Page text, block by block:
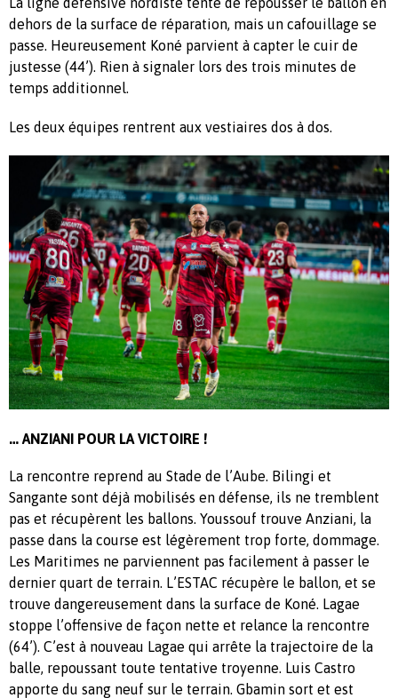
dehors de la surface de réparation, mais un cafouillage se
passe. Heureusement Koné parvient à capter le cuir de
justesse (44’). Rien à signaler lors des trois minutes de
temps additionnel.
Les deux équipes rentrent aux vestiaires dos à dos.
… ANZIANI POUR LA VICTOIRE !
La rencontre reprend au Stade de l’Aube. Bilingi et
Sangante sont déjà mobilisés en défense, ils ne tremblent
pas et récupèrent les ballons. Youssouf trouve Anziani, la
passe dans la course est légèrement trop forte, dommage.
Les Maritimes ne parviennent pas facilement à passer le
dernier quart de terrain. L’ESTAC récupère le ballon, et se
trouve dangereusement dans la surface de Koné. Lagae
stoppe l’offensive de façon nette et relance la rencontre
(64’). C’est à nouveau Lagae qui arrête la trajectoire de la
balle, repoussant toute tentative troyenne. Luis Castro
apporte du sang neuf sur le terrain. Gbamin sort et est